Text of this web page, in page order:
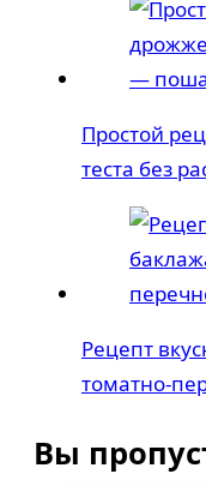
Простой
теста без
Рецепт
томатно-
Вы